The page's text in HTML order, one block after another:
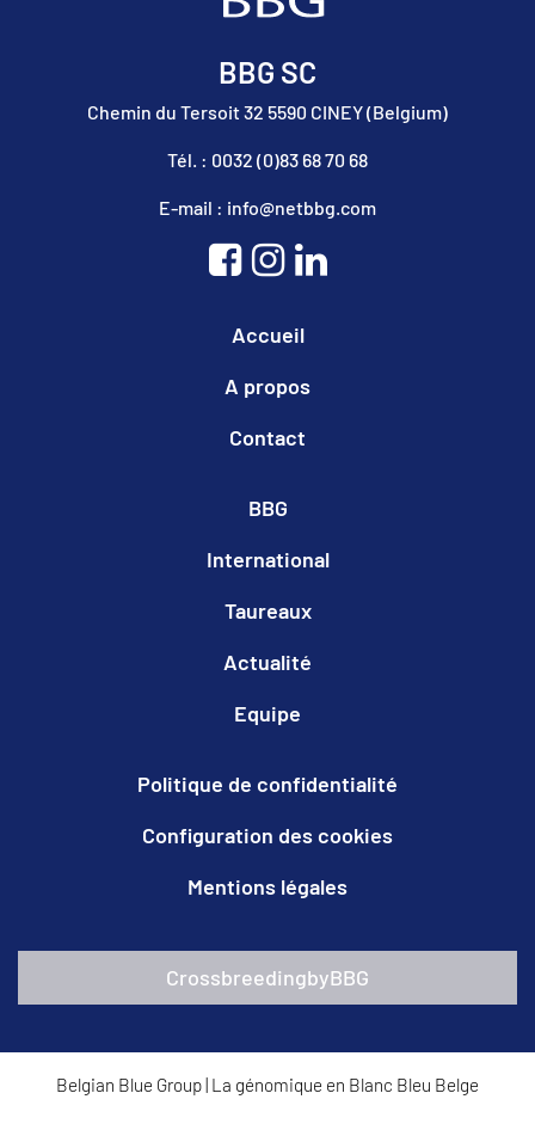
BBG SC
Chemin du Tersoit 32 5590 CINEY (Belgium)
Tél. : 0032 (0)83 68 70 68
E-mail : info@netbbg.com
Accueil
A propos
Contact
BBG
International
Taureaux
Actualité
Equipe
Politique de confidentialité
Configuration des cookies
Mentions légales
CrossbreedingbyBBG
Belgian Blue Group| La génomique en Blanc Bleu Belge